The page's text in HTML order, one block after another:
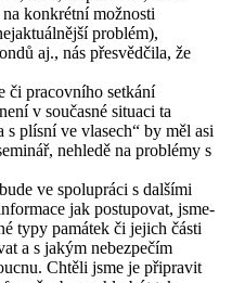
konkrétní možnosti
problém),
aj., nás přesvědčila, že
či pracovního setkání
v současné situaci ta
plísní ve vlasech“ by měl asi
nehledě na problémy s
ve spolupráci s dalšími
jak postupovat, jsme-
typy památek či jejich části
a s jakým nebezpečím
Chtěli jsme je připravit